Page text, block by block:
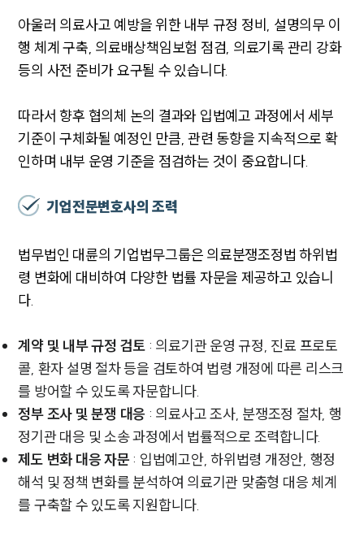
아울러 의료사고 예방을 위한 내부 규정 정비, 설명의무 이
행 체계 구축, 의료배상책임보험 점검, 의료기록 관리 강화
등의 사전 준비가 요구될 수 있습니다.
따라서 향후 협의체 논의 결과와 입법예고 과정에서 세부
기준이 구체화될 예정인 만큼, 관련 동향을 지속적으로 확
인하며 내부 운영 기준을 점검하는 것이 중요합니다.
기업전문변호사의 조력
법무법인 대륜의 기업법무그룹은 의료분쟁조정법 하위법
령 변화에 대비하여 다양한 법률 자문을 제공하고 있습니
다.
계약 및 내부 규정 검토 : 의료기관 운영 규정, 진료 프로토
콜, 환자 설명 절차 등을 검토하여 법령 개정에 따른 리스크
를 방어할 수 있도록 자문합니다.
정부 조사 및 분쟁 대응 : 의료사고 조사, 분쟁조정 절차, 행
정기관 대응 및 소송 과정에서 법률적으로 조력합니다.
제도 변화 대응 자문 : 입법예고안, 하위법령 개정안, 행정
해석 및 정책 변화를 분석하여 의료기관 맞춤형 대응 체계
를 구축할 수 있도록 지원합니다.